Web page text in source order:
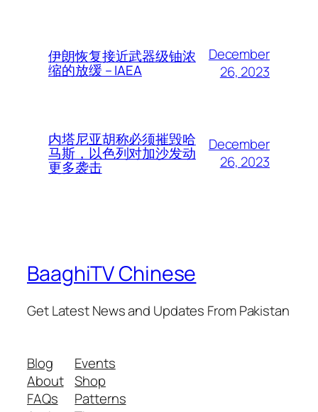
伊朗恢复接近武器级铀浓
缩的放缓 – IAEA
December
26, 2023
内塔尼亚胡称必须摧毁哈
马斯，以色列对加沙发动
更多袭击
December
26, 2023
BaaghiTV Chinese
Get Latest News and Updates From Pakistan
Blog
About
FAQs
Events
Shop
Patterns